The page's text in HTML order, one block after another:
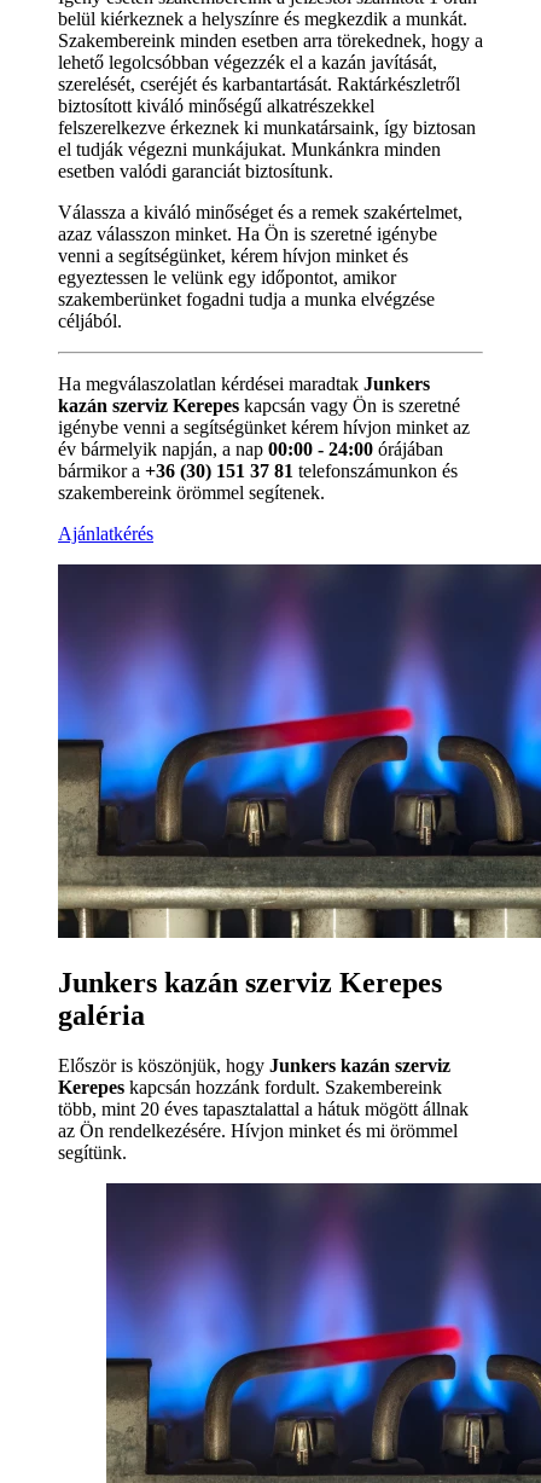
belül kiérkeznek a helyszínre és megkezdik a munkát.
Szakembereink minden esetben arra törekednek, hogy a
lehető legolcsóbban végezzék el a kazán javítását,
szerelését, cseréjét és karbantartását. Raktárkészletről
biztosított kiváló minőségű alkatrészekkel
felszerelkezve érkeznek ki munkatársaink, így biztosan
el tudják végezni munkájukat. Munkánkra minden
esetben valódi garanciát biztosítunk.
Válassza a kiváló minőséget és a remek szakértelmet,
azaz válasszon minket. Ha Ön is szeretné igénybe
venni a segítségünket, kérem hívjon minket és
egyeztessen le velünk egy időpontot, amikor
szakemberünket fogadni tudja a munka elvégzése
céljából.
Ha megválaszolatlan kérdései maradtak Junkers
kazán szerviz Kerepes kapcsán vagy Ön is szeretné
igénybe venni a segítségünket kérem hívjon minket az
év bármelyik napján, a nap 00:00 - 24:00 órájában
bármikor a +36 (30) 151 37 81 telefonszámunkon és
szakembereink örömmel segítenek.
Ajánlatkérés
Junkers kazán szerviz Kerepes
galéria
Először is köszönjük, hogy Junkers kazán szerviz
Kerepes kapcsán hozzánk fordult. Szakembereink
több, mint 20 éves tapasztalattal a hátuk mögött állnak
az Ön rendelkezésére. Hívjon minket és mi örömmel
segítünk.